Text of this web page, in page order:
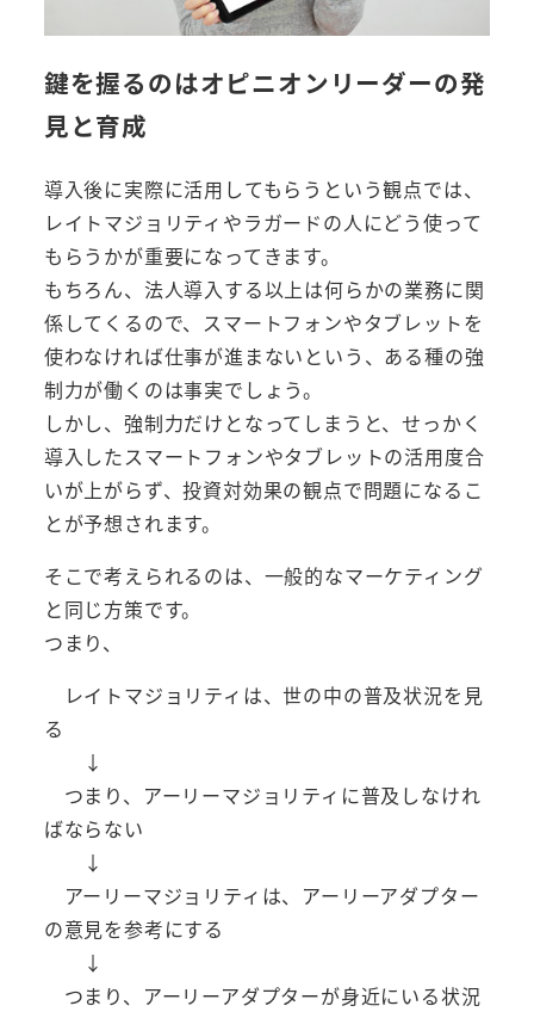
鍵を握るのはオピニオンリーダーの発
見と育成
導入後に実際に活用してもらうという観点では、
レイトマジョリティやラガードの人にどう使って
もらうかが重要になってきます。
もちろん、法人導入する以上は何らかの業務に関
係してくるので、スマートフォンやタブレットを
使わなければ仕事が進まないという、ある種の強
制力が働くのは事実でしょう。
しかし、強制力だけとなってしまうと、せっかく
導入したスマートフォンやタブレットの活用度合
いが上がらず、投資対効果の観点で問題になるこ
とが予想されます。
そこで考えられるのは、一般的なマーケティング
と同じ方策です。
つまり、
レイトマジョリティは、世の中の普及状況を見
る
↓
つまり、アーリーマジョリティに普及しなけれ
ばならない
↓
アーリーマジョリティは、アーリーアダプター
の意見を参考にする
↓
つまり、アーリーアダプターが身近にいる状況